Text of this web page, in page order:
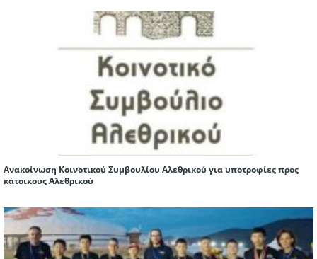
Ανακοίνωση Κοινοτικού Συμβουλίου Αλεθρικού για υποτροφίες προς
κάτοικους Αλεθρικού